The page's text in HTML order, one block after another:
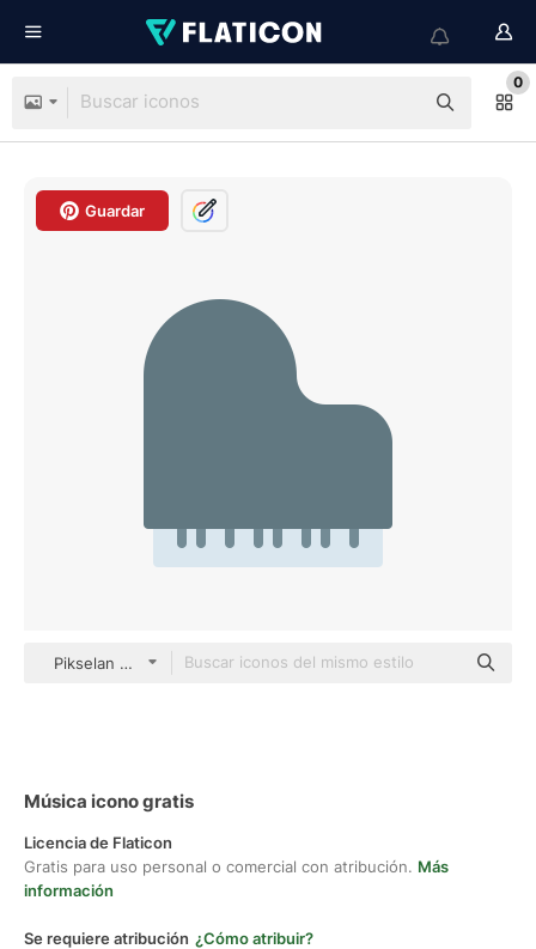
0
Guardar
Pikselan Others
Música icono gratis
Licencia de Flaticon
Gratis para uso personal o comercial con atribución. Más
información
Se requiere atribución ¿Cómo atribuir?